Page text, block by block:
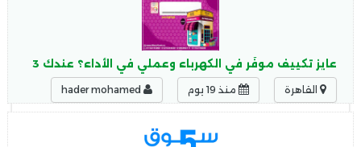
عايز تكييف موفّر في الكهرباء وعملي في الأداء؟ عندك 3 اختيارات ممتازة تضمنلك التوفير والراحة مع بعض
القاهرة منذ 19 يوم